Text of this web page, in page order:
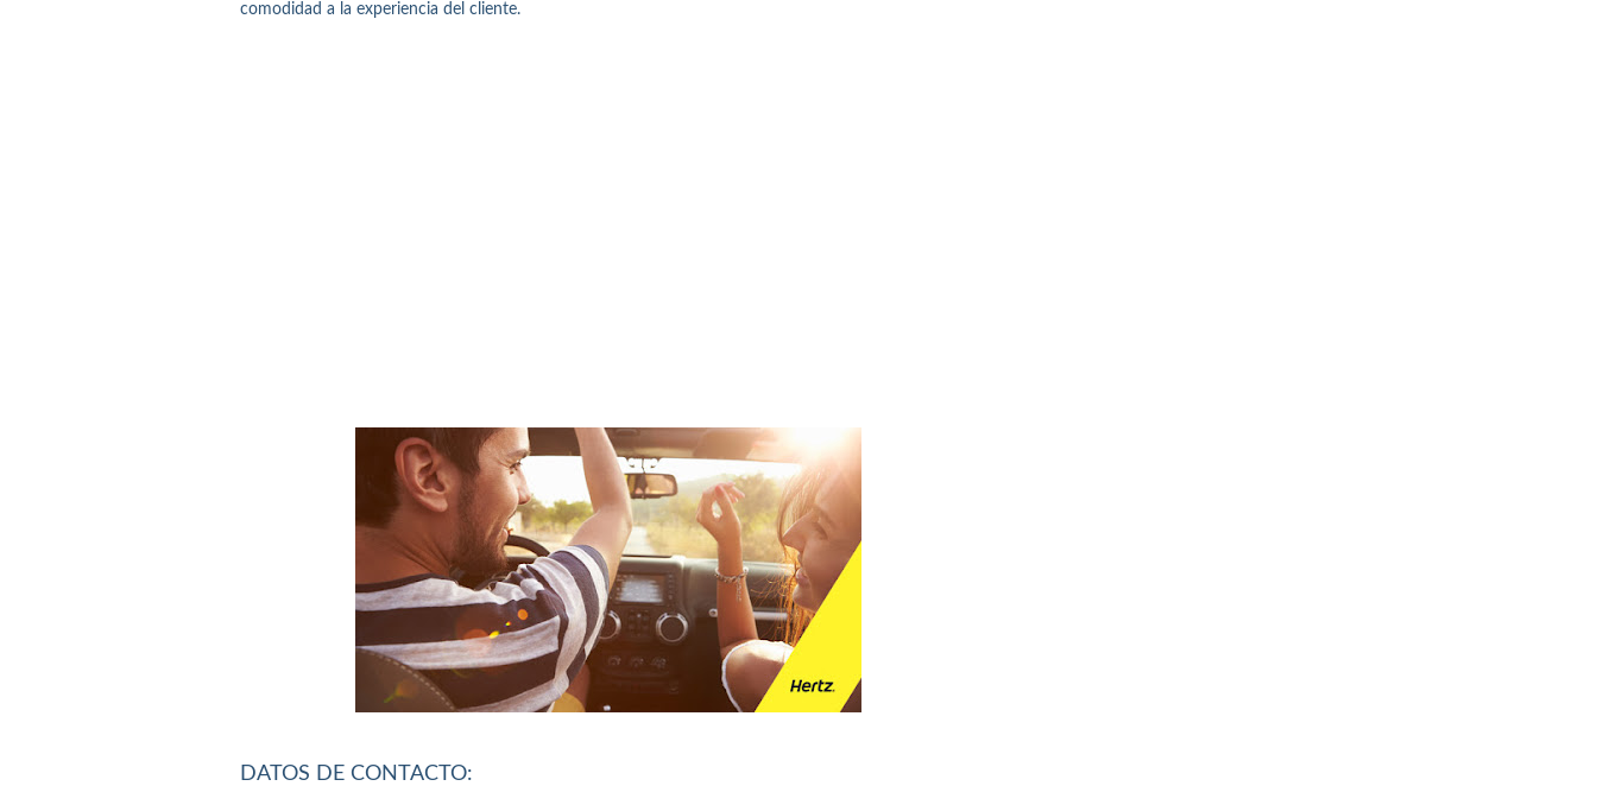
comodidad a la experiencia del cliente.
DATOS DE CONTACTO: